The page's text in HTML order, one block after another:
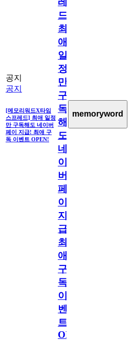
공지
공지
[메모리워드X타임
스프레드] 최애 일정
만 구독해도 네이버
페이 지급! 최애 구
독 이벤트 OPEN!
드]
최
애
일
정
만
구
독
해
도
네
이
버
페
이
지
급!
최
애
구
독
이
벤
트
OPEN!
memoryword